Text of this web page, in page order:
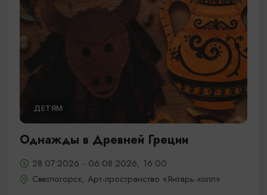
ДЕТЯМ
Однажды в Древней Греции
28.07.2026 - 06.08.2026, 16:00
Светлогорск, Арт-пространство «Янтарь-холл»